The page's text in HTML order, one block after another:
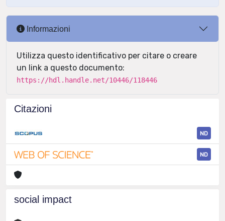
Informazioni
Utilizza questo identificativo per citare o creare
un link a questo documento:
https://hdl.handle.net/10446/118446
Citazioni
ND
ND
social impact